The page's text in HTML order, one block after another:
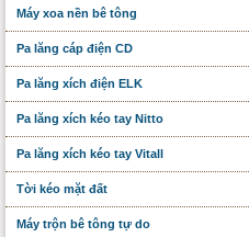
Máy xoa nền bê tông
Pa lăng cáp điện CD
Pa lăng xích điện ELK
Pa lăng xích kéo tay Nitto
Pa lăng xích kéo tay Vitall
Tời kéo mặt đất
Máy trộn bê tông tự do